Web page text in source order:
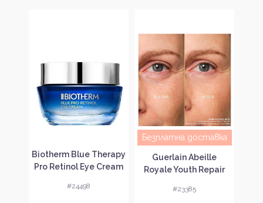
Biotherm Blue Therapy
Pro Retinol Eye Cream
контур
#24498
Безплатна доставка
Guerlain Abeille
Royale Youth Repair
крем
#23385